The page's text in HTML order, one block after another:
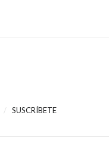
SUSCRÍBETE